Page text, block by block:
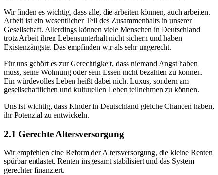
Wir finden es wichtig, dass alle, die arbeiten können, auch arbeiten.
Arbeit ist ein wesentlicher Teil des Zusammenhalts in unserer
Gesellschaft. Allerdings können viele Menschen in Deutschland
trotz Arbeit ihren Lebensunterhalt nicht sichern und haben
Existenzängste. Das empfinden wir als sehr ungerecht.
Für uns gehört es zur Gerechtigkeit, dass niemand Angst haben
muss, seine Wohnung oder sein Essen nicht bezahlen zu können.
Ein würdevolles Leben heißt dabei nicht Luxus, sondern am
gesellschaftlichen und kulturellen Leben teilnehmen zu können.
Uns ist wichtig, dass Kinder in Deutschland gleiche Chancen haben,
ihr Potenzial zu entwickeln.
2.1 Gerechte Altersversorgung
Wir empfehlen eine Reform der Altersversorgung, die kleine Renten
spürbar entlastet, Renten insgesamt stabilisiert und das System
gerechter finanziert.